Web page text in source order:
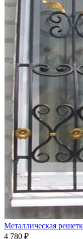
Металлическая
4 780 ₽